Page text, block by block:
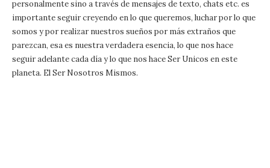
personalmente sino a través de mensajes de texto, chats etc. es
importante seguir creyendo en lo que queremos, luchar por lo que
somos y por realizar nuestros sueños por más extraños que
parezcan, esa es nuestra verdadera esencia, lo que nos hace
seguir adelante cada día y lo que nos hace Ser Unicos en este
planeta. El Ser Nosotros Mismos.